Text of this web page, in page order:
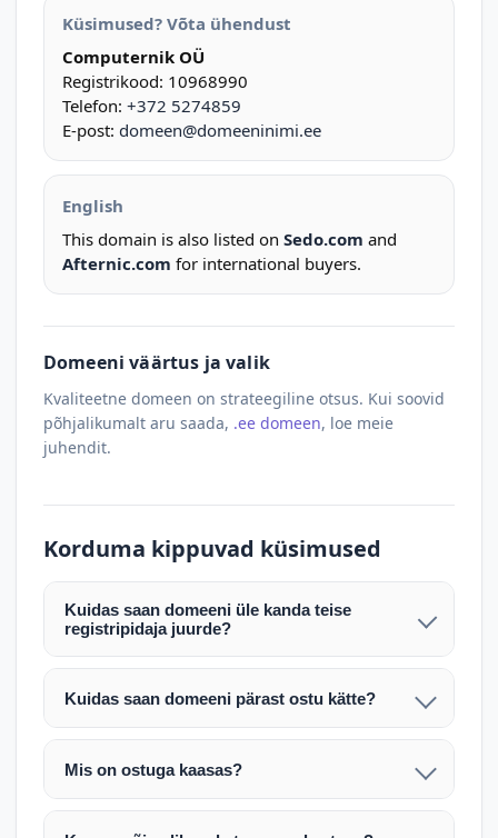
Küsimused? Võta ühendust
Computernik OÜ
Registrikood: 10968990
Telefon: +372 5274859
E-post: domeen@domeeninimi.ee
English
This domain is also listed on Sedo.com and
Afternic.com for international buyers.
Domeeni väärtus ja valik
Kvaliteetne domeen on strateegiline otsus. Kui soovid
põhjalikumalt aru saada, .ee domeen, loe meie
juhendit.
Korduma kippuvad küsimused
Kuidas saan domeeni üle kanda teise
registripidaja juurde?
Pärast makse laekumist edastame teile domeeni
AUTH (EPP) koodi. Selle abil saate domeeni üle
Domeeni ülekandmine toimub registripidajate
tööpäeva. Täpsemad juhised saadetakse teile e-
Kuidas saan domeeni pärast ostu kätte?
Pärast ostu vormistamist väljastame arve.
Maksekinnituse järel edastame teile domeeni
enda valitud registripidaja juurde.
Mis on ostuga kaasas?
Ostuga kaasas on domeeninime omandiõigus.